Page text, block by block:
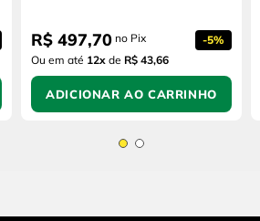
R$ 497,70 no Pix -5%
Ou em até 12x de R$ 43,66
ADICIONAR AO CARRINHO